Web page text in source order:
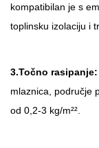
kompatibilan je s
toplinsku izolaciju i
3.Točno rasipanje:
mlaznica, područje
od 0,2-3 kg/m²²